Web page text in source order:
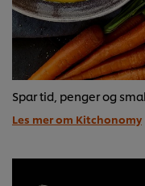
Spar tid, penger og
Les mer om Kitchonomy